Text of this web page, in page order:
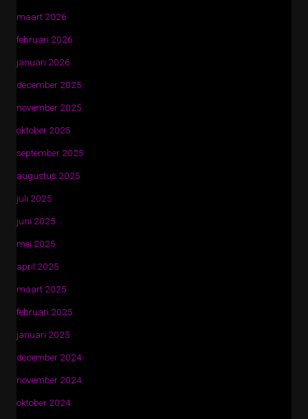
maart 2026
februari 2026
januari 2026
december 2025
november 2025
oktober 2025
september 2025
augustus 2025
juli 2025
juni 2025
mei 2025
april 2025
maart 2025
februari 2025
januari 2025
december 2024
november 2024
oktober 2024